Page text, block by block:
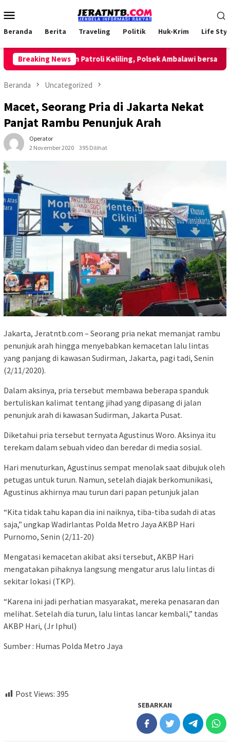
ke
Mobile
Beranda Berita Traveling Politik Huk-Krim Life
Breaking News
Lakukan Patroli Keliling, Polsek Ambalawi bersama TNI
Beranda Uncategorized
Macet, Seorang Pria di Jakarta Nekat
Panjat Rambu Penunjuk Arah
Operator
2 November 2020
395 Dilihat
Jakarta, Jeratntb.com – Seorang pria nekat memanjat rambu
penunjuk arah hingga menyebabkan kemacetan lalu lintas
yang panjang di kawasan Sudirman, Jakarta, pagi tadi, Senin
(2/11/2020).
Dalam aksinya, pria tersebut membawa beberapa spanduk
bertuliskan kalimat tentang jihad yang dipasang di jalan
penunjuk arah di kawasan Sudirman, Jakarta Pusat.
Diketahui pria tersebut ternyata Agustinus Woro. Aksinya itu
terekam dalam sebuah video dan beredar di media sosial.
Hari menuturkan, Agustinus sempat menolak saat dibujuk oleh
petugas untuk turun. Namun, setelah diajak berkomunikasi,
Agustinus akhirnya mau turun dari papan petunjuk jalan
“Kita tidak tahu kapan dia ini naiknya, tiba-tiba sudah di atas
saja,” ungkap Wadirlantas Polda Metro Jaya AKBP Hari
Purnomo, Senin (2/11-20)
Mengatasi kemacetan akibat aksi tersebut, AKBP Hari
mengatakan pihaknya langsung mengatur arus lalu lintas di
sekitar lokasi (TKP).
“Karena ini jadi perhatian masyarakat, mereka penasaran dan
melihat. Setelah dia turun, lalu lintas lancar kembali,” tandas
AKBP Hari, (Jr Iphul)
Sumber : Humas Polda Metro Jaya
Post Views: 395
SEBARKAN